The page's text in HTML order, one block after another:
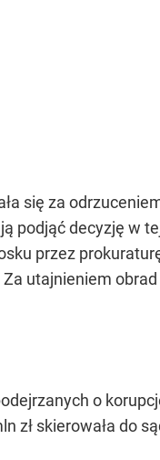
się za
podjąć decyzję w
przez
utajnieniem
o
zł skierowała do